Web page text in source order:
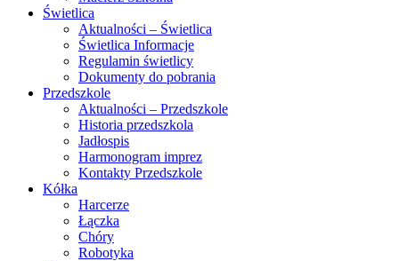
Świetlica
Aktualności – Świetlica
Świetlica Informacje
Regulamin świetlicy
Dokumenty do pobrania
Przedszkole
Aktualności – Przedszkole
Historia przedszkola
Jadłospis
Harmonogram imprez
Kontakty Przedszkole
Kółka
Harcerze
Łączka
Chóry
Robotyka